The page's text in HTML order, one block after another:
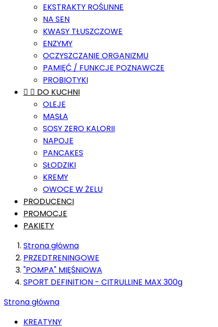
EKSTRAKTY ROŚLINNE
NA SEN
KWASY TŁUSZCZOWE
ENZYMY
OCZYSZCZANIE ORGANIZMU
PAMIĘĆ / FUNKCJE POZNAWCZE
PROBIOTYKI
  DO KUCHNI
OLEJE
MASŁA
SOSY ZERO KALORII
NAPOJE
PANCAKES
SŁODZIKI
KREMY
OWOCE W ŻELU
PRODUCENCI
PROMOCJE
PAKIETY
Strona główna
PRZEDTRENINGOWE
"POMPA" MIĘŚNIOWA
SPORT DEFINITION - CITRULLINE MAX 300g
Strona główna
KREATYNY